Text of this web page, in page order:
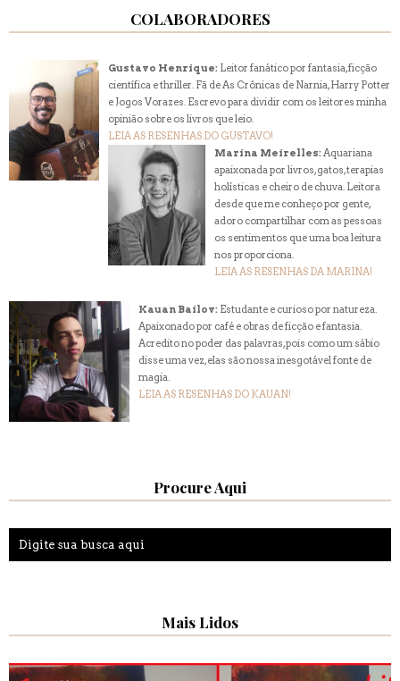
COLABORADORES
Gustavo Henrique: Leitor fanático por fantasia, ficção
científica e thriller. Fã de As Crônicas de Narnia, Harry Potter
e Jogos Vorazes. Escrevo para dividir com os leitores minha
opinião sobre os livros que leio.
LEIA AS RESENHAS DO GUSTAVO!
Marina Meirelles:Aquariana
apaixonada por livros, gatos, terapias
holísticas e cheiro de chuva. Leitora
desde que me conheço por gente,
adoro compartilhar com as pessoas
os sentimentos que uma boa leitura
nos proporciona.
LEIA AS RESENHAS DA MARINA!
Kauan Bailov: Estudante e curioso por natureza.
Apaixonado por café e obras de ficção e fantasia.
Acredito no poder das palavras, pois como um sábio
disse uma vez, elas são nossa inesgotável fonte de
magia.
LEIA AS RESENHAS DO KAUAN!
Procure Aqui
Mais Lidos